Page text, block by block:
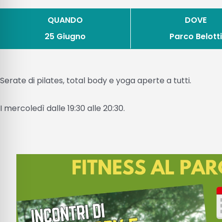
QUANDO
25 Giugno
DOVE
Parco Belotti
Serate di pilates, total body e yoga aperte a tutti.
I mercoledì dalle 19:30 alle 20:30.